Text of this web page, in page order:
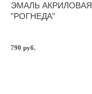
ЭМАЛЬ АКРИЛОВАЯ
"РОГНЕДА"
790 руб.